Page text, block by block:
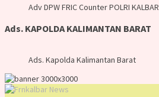
Adv DPW FRIC Counter POLRI KALBAR
Ads. KAPOLDA KALIMANTAN BARAT
Ads. Kapolda Kalimantan Barat